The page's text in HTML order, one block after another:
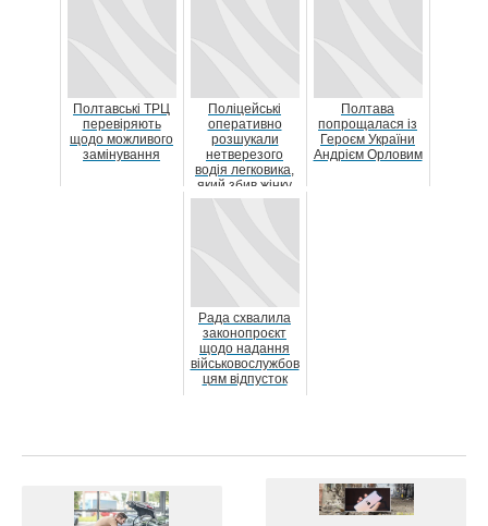
Полтавські ТРЦ
перевіряють
щодо можливого
замінування
Поліцейські
оперативно
розшукали
нетверезого
водія легковика,
який збив жінку
Полтава
попрощалася із
Героєм України
Андрієм Орловим
Рада схвалила
законопроєкт
щодо надання
військовослужбов
цям відпусток